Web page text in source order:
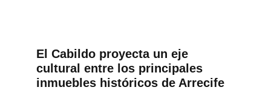
El Cabildo proyecta un eje
cultural entre los principales
inmuebles históricos de Arrecife